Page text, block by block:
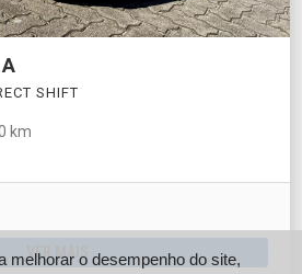
SHIFT
km
VER MAIS
melhorar o desempenho do site,